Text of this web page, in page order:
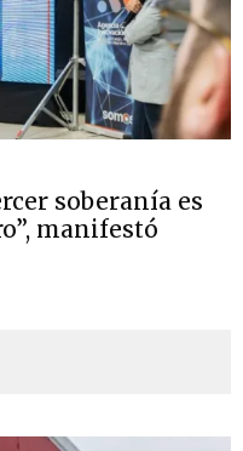
soberanía es
manifestó